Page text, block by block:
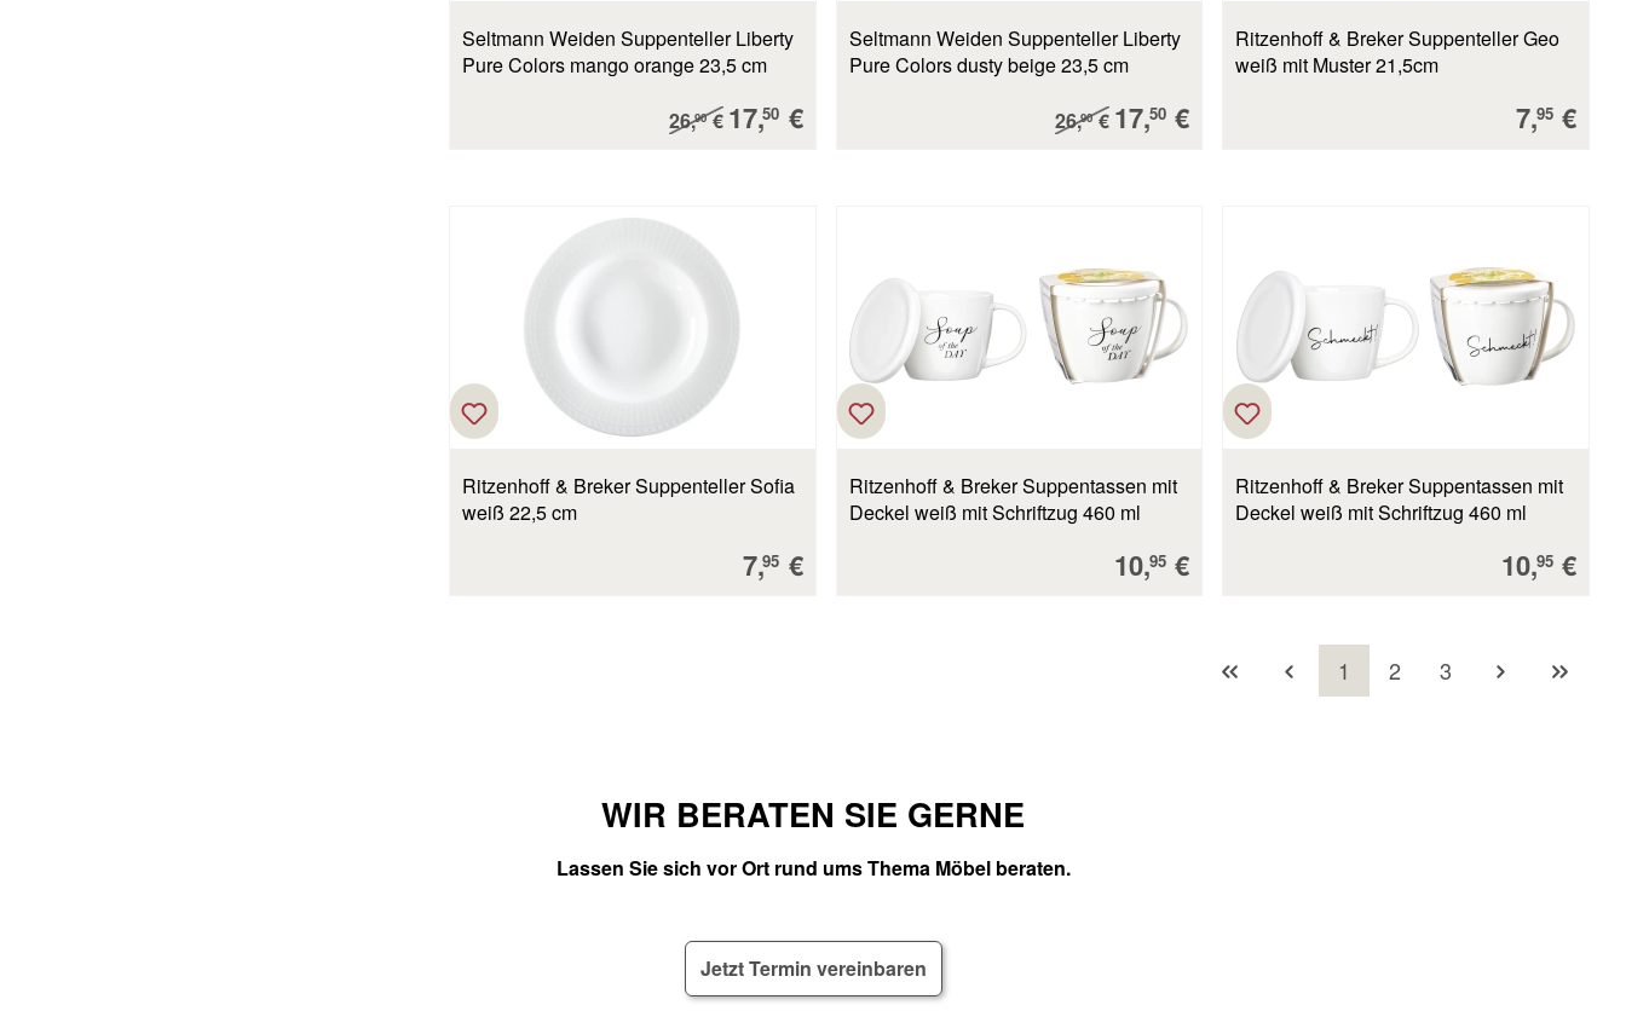
Seltmann Weiden Suppenteller Liberty
Pure Colors mango orange 23,5 cm
Regulärer Preis:
26,90€ Verkaufspreis:
17,50 €
Seltmann Weiden Suppenteller Liberty
Pure Colors dusty beige 23,5 cm
Regulärer Preis:
26,90€ Verkaufspreis:
17,50 €
Ritzenhoff & Breker Suppenteller Geo
weiß mit Muster 21,5cm
7,95 €
Ritzenhoff & Breker Suppenteller Sofia
weiß 22,5 cm
Verkaufspreis:
7,95 €
Ritzenhoff & Breker Suppentassen mit
Deckel weiß mit Schriftzug 460 ml
Verkaufspreis:
10,95 €
Ritzenhoff & Breker Suppentassen mit
Deckel weiß mit Schriftzug 460 ml
10,95 €
Seite
1 Seite
2 Seite
3
WIR BERATEN SIE GERNE
Lassen Sie sich vor Ort rund ums Thema Möbel beraten.
Jetzt Termin vereinbaren